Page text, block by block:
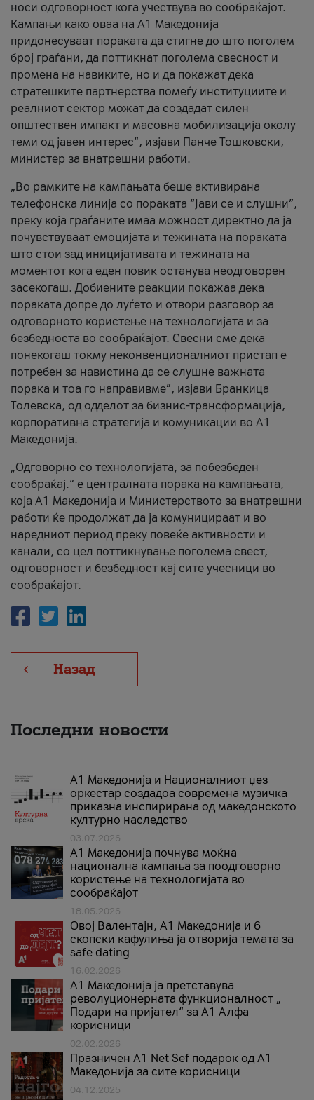
носи одговорност кога учествува во сообраќајот.
Кампањи како оваа на A1 Македонија
придонесуваат пораката да стигне до што поголем
број граѓани, да поттикнат поголема свесност и
промена на навиките, но и да покажат дека
стратешките партнерства помеѓу институциите и
реалниот сектор можат да создадат силен
општествен импакт и масовна мобилизација околу
теми од јавен интерес“, изјави Панче Тошковски,
министер за внатрешни работи.
„Во рамките на кампањата беше активирана
телефонска линија со пораката “Јави се и слушни”,
преку која граѓаните имаа можност директно да ја
почувствуваат емоцијата и тежината на пораката
што стои зад иницијативата и тежината на
моментот кога еден повик останува неодговорен
засекогаш. Добиените реакции покажаа дека
пораката допре до луѓето и отвори разговор за
одговорното користење на технологијата и за
безбедноста во сообраќајот. Свесни сме дека
понекогаш токму неконвенционалниот пристап е
потребен за навистина да се слушне важната
порака и тоа го направивме”, изјави Бранкица
Толевска, од одделот за бизнис-трансформација,
корпоративна стратегија и комуникации во А1
Македонија.
„Одговорно со технологијата, за побезбеден
сообраќај.“ е централната порака на кампањата,
која A1 Македонија и Министерството за внатрешни
работи ќе продолжат да ја комуницираат и во
наредниот период преку повеќе активности и
канали, со цел поттикнување поголема свест,
одговорност и безбедност кај сите учесници во
сообраќајот.
Назад
Последни новости
А1 Македонија и Националниот џез
оркестар создадоа современа музичка
приказна инспирирана од македонското
културно наследство
03.07.2026
A1 Македонија почнува моќна
национална кампања за поодговорно
користење на технологијата во
сообраќајот
18.05.2026
Овој Валентајн, A1 Македонија и 6
скопски кафулиња ја отворија темата за
safe dating
16.02.2026
А1 Македонија ја претставува
револуционерната функционалност „
Подари на пријател“ за А1 Алфа
корисници
02.02.2026
Празничен A1 Net Sеf подарок од А1
Македонија за сите корисници
04.12.2025